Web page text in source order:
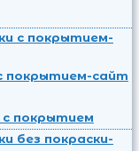
с покрытием